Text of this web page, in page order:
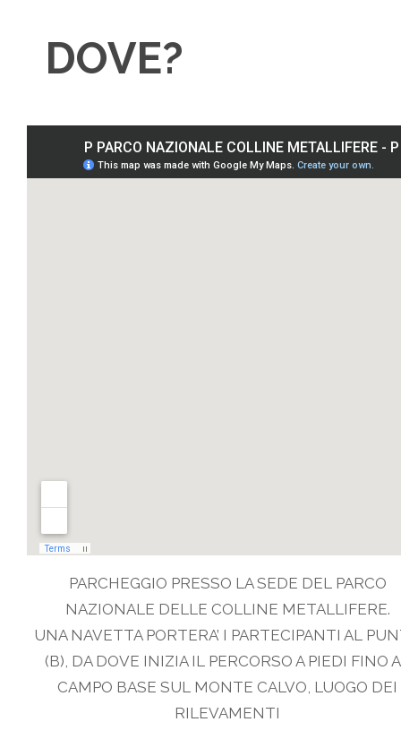
DOVE?
PARCHEGGIO PRESSO LA SEDE DEL PARCO
NAZIONALE DELLE COLLINE METALLIFERE.
UNA NAVETTA PORTERA’ I PARTECIPANTI AL
(B), DA DOVE INIZIA IL PERCORSO A PIEDI FINO
CAMPO BASE SUL MONTE CALVO, LUOGO DEI
RILEVAMENTI